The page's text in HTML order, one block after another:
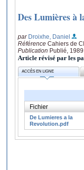
Des Lumières à
par Droixhe, Daniel
Référence Cahiers de
Publication Publié, 1989
Article révisé par les
ACCÈS EN LIGNE
Fichier
De Lumieres a la
Revolution.pdf